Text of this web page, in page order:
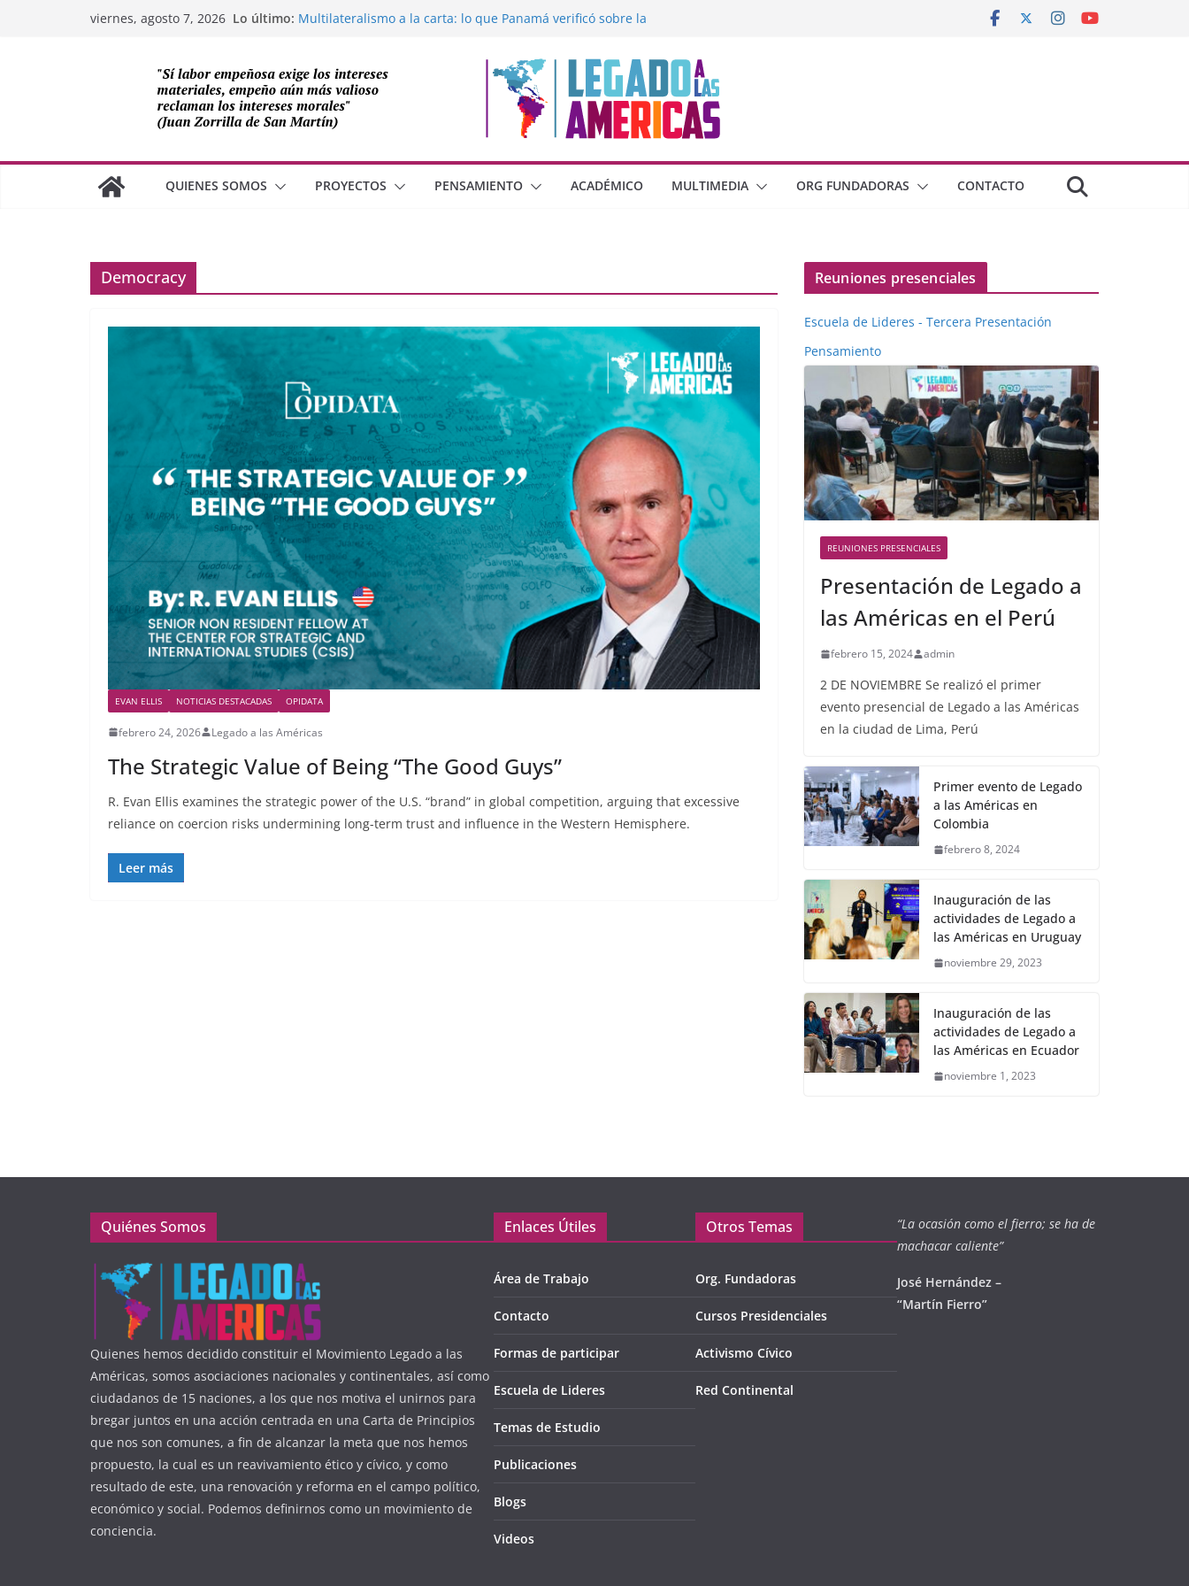
viernes, agosto 7, 2026 Lo último: Multilateralismo a la carta: lo que Panamá verificó sobre la
Cuba
Los avances de México frente al crimen organizado y la
cooperación soberana con Estados Unidos
Adam Smith y la moral cristiana
¿Dos economías o dos dimensiones humanas?
QUIENES SOMOS PROYECTOS PENSAMIENTO ACADÉMICO MULTIMEDIA ORG FUNDADORAS CONTACTO
Democracy
EVAN ELLIS NOTICIAS DESTACADAS OPIDATA
febrero 24, 2026 Legado a las Américas
The Strategic Value of Being “The Good Guys”
R. Evan Ellis examines the strategic power of the U.S. “brand” in global competition, arguing that excessive
reliance on coercion risks undermining long-term trust and influence in the Western Hemisphere.
Leer más
Reuniones presenciales
Escuela de Lideres - Tercera Presentación
Pensamiento
REUNIONES PRESENCIALES
Presentación de Legado a
las Américas en el Perú
febrero 15, 2024 admin
2 DE NOVIEMBRE Se realizó el primer
evento presencial de Legado a las Américas
en la ciudad de Lima, Perú
Primer evento de Legado
a las Américas en
Colombia
febrero 8, 2024
Inauguración de las
actividades de Legado a
las Américas en Uruguay
noviembre 29, 2023
Inauguración de las
actividades de Legado a
las Américas en Ecuador
noviembre 1, 2023
Quiénes Somos
Quienes hemos decidido constituir el Movimiento Legado a las
Américas, somos asociaciones nacionales y continentales, así como
ciudadanos de 15 naciones, a los que nos motiva el unirnos para
bregar juntos en una acción centrada en una Carta de Principios
que nos son comunes, a fin de alcanzar la meta que nos hemos
propuesto, la cual es un reavivamiento ético y cívico, y como
resultado de este, una renovación y reforma en el campo político,
económico y social. Podemos definirnos como un movimiento de
conciencia.
Enlaces Útiles
Área de Trabajo
Contacto
Formas de participar
Escuela de Lideres
Temas de Estudio
Publicaciones
Blogs
Videos
Otros Temas
Org. Fundadoras
Cursos Presidenciales
Activismo Cívico
Red Continental
“La ocasión como el fierro; se ha de
machacar caliente”
José Hernández –
“Martín Fierro”